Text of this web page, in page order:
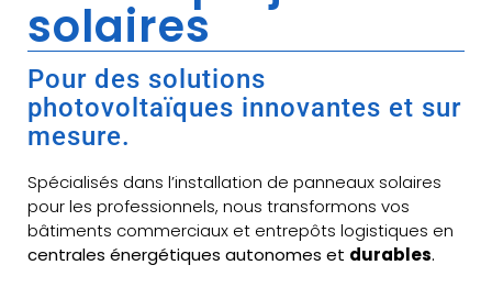
solaires
Pour des solutions
photovoltaïques innovantes et sur
mesure.
Spécialisés dans l’installation de panneaux solaires
pour les professionnels, nous transformons vos
bâtiments commerciaux et entrepôts logistiques en
centrales énergétiques autonomes et durables.